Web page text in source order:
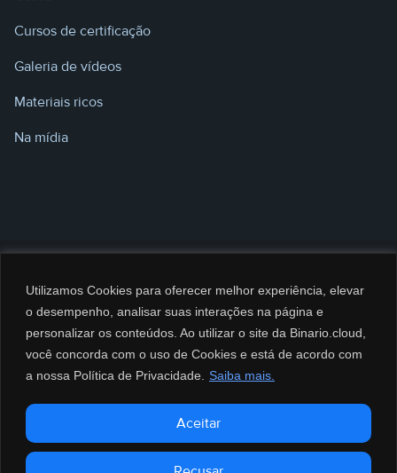
Utilizamos Cookies para oferecer melhor experiência, elevar
o desempenho, analisar suas interações na página e
personalizar os conteúdos. Ao utilizar o site da Binario.cloud,
você concorda com o uso de Cookies e está de acordo com
a nossa Política de Privacidade.
Saiba mais.
Aceitar
Cursos de certificação
Galeria de vídeos
Materiais ricos
Na mídia
@2026 BINARIO CLOUD Serviços de Computação e Informática LTDA. CNPJ:
35.688.025/0002-95 – Todos os direitos reservados.
0800 8080 790